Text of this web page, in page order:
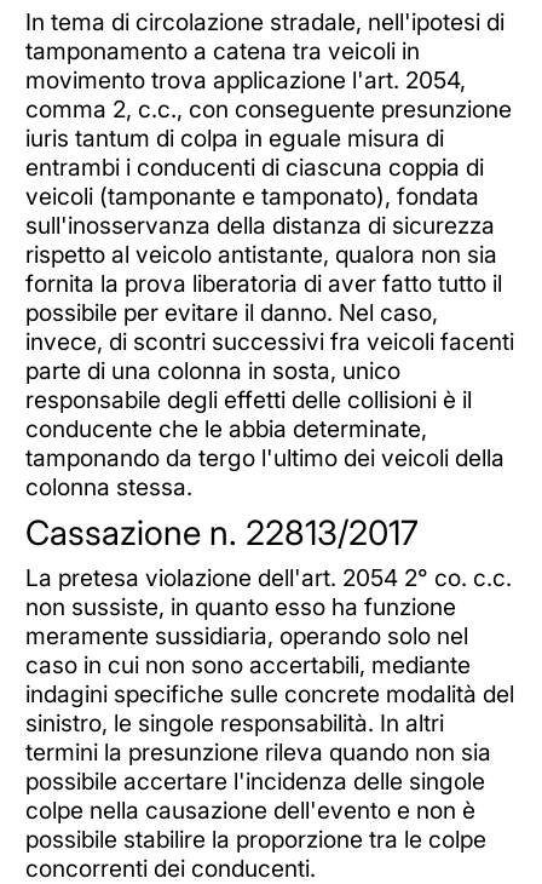
In tema di circolazione stradale, nell'ipotesi di
tamponamento a catena tra veicoli in
movimento trova applicazione l'art. 2054,
comma 2, c.c., con conseguente presunzione
iuris tantum di colpa in eguale misura di
entrambi i conducenti di ciascuna coppia di
veicoli (tamponante e tamponato), fondata
sull'inosservanza della distanza di sicurezza
rispetto al veicolo antistante, qualora non sia
fornita la prova liberatoria di aver fatto tutto il
possibile per evitare il danno. Nel caso,
invece, di scontri successivi fra veicoli facenti
parte di una colonna in sosta, unico
responsabile degli effetti delle collisioni è il
conducente che le abbia determinate,
tamponando da tergo l'ultimo dei veicoli della
colonna stessa.
Cassazione n. 22813/2017
La pretesa violazione dell'art. 2054 2° co. c.c.
non sussiste, in quanto esso ha funzione
meramente sussidiaria, operando solo nel
caso in cui non sono accertabili, mediante
indagini specifiche sulle concrete modalità del
sinistro, le singole responsabilità. In altri
termini la presunzione rileva quando non sia
possibile accertare l'incidenza delle singole
colpe nella causazione dell'evento e non è
possibile stabilire la proporzione tra le colpe
concorrenti dei conducenti.